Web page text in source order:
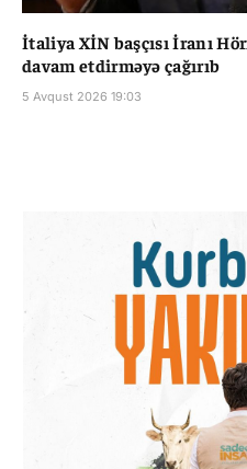
İtaliya XİN başçısı İranı
davam etdirməyə çağırıb
5 Avqust 2026 19:03